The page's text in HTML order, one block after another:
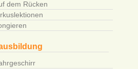
dem Rücken